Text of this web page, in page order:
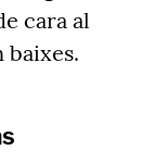
cara al
baixes.